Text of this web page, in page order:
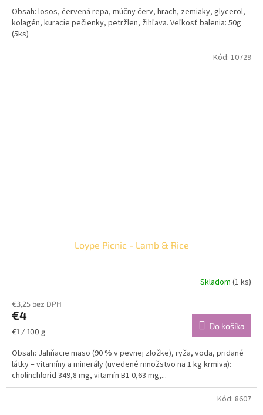
Obsah: losos, červená repa, múčny červ, hrach, zemiaky, glycerol,
kolagén, kuracie pečienky, petržlen, žihľava. Veľkosť balenia: 50g
(5ks)
Loype Picnic - Lamb & Rice
Skladom (1 ks)
€3,25 bez DPH
€4
Jednotková
€1 / 100 g
Do košíka
Obsah: Jahňacie mäso (90 % v pevnej zložke), ryža, voda, pridané
látky – vitamíny a minerály (uvedené množstvo na 1 kg krmiva):
cholínchlorid 349,8 mg, vitamín B1 0,63 mg,...
Kód: 10729
Kód: 8607